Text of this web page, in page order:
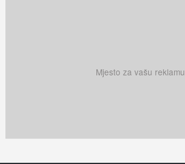
Mjesto za vašu reklamu